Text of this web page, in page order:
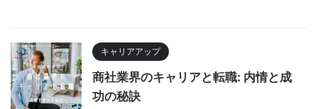
キャリアアップ
商社業界のキャリアと転職: 内情と成
功の秘訣